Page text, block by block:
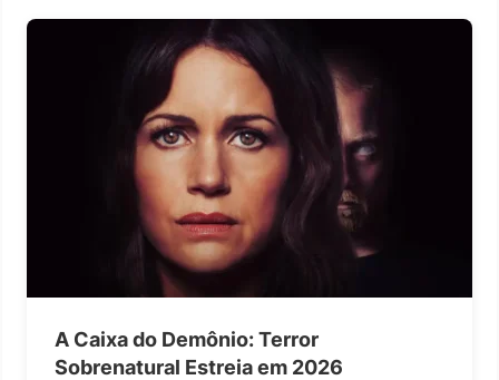
A Caixa do Demônio: Terror
Sobrenatural Estreia em 2026